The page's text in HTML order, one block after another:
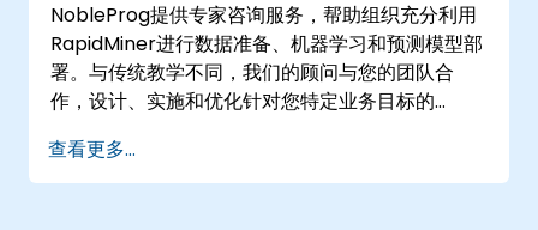
NobleProg提供专家咨询服务，帮助组织充分利用
RapidMiner进行数据准备、机器学习和预测模型部
署。与传统教学不同，我们的顾问与您的团队合
作，设计、实施和优化针对您特定业务目标的
活，提供远程或线下协作。远程咨询通过安全的交
互式远程桌面环境进行，我们的专家可以指导您的
查看更多...